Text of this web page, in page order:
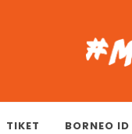
TIKET BORNEO ID